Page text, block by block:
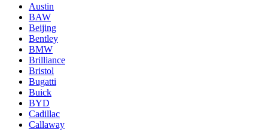
Austin
BAW
Beijing
Bentley
BMW
Brilliance
Bristol
Bugatti
Buick
BYD
Cadillac
Callaway